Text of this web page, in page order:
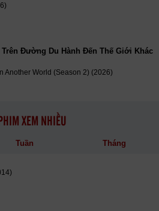
Đường Du Hành Đến Thế Giới Khác
Another World (Season 2) (2026)
XEM NHIỀU
Tuần Tháng